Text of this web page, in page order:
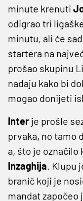
minute krenuti
odigrao tri
minutu, ali će
startera na
prošao skupinu
nadaju kako bi
mogao donijeti
Inter je prošle
prvaka, no tamo
a, što je označilo
Inzaghija. Klupu
branič koji je
mandat započeo